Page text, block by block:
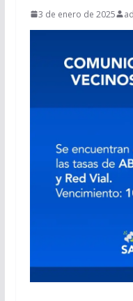
3 de enero de 2025